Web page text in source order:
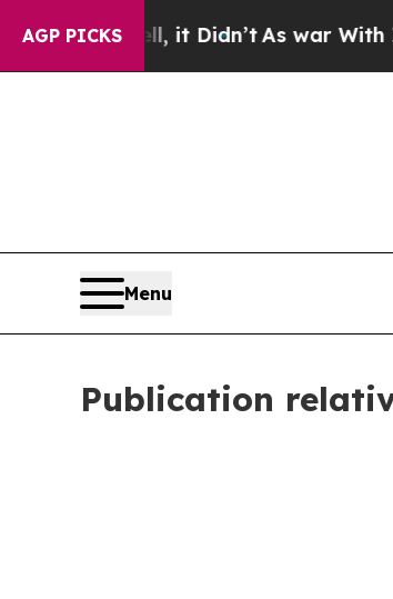
AGP PICKS
it Didn’t As war With Iran
Menu
Publication